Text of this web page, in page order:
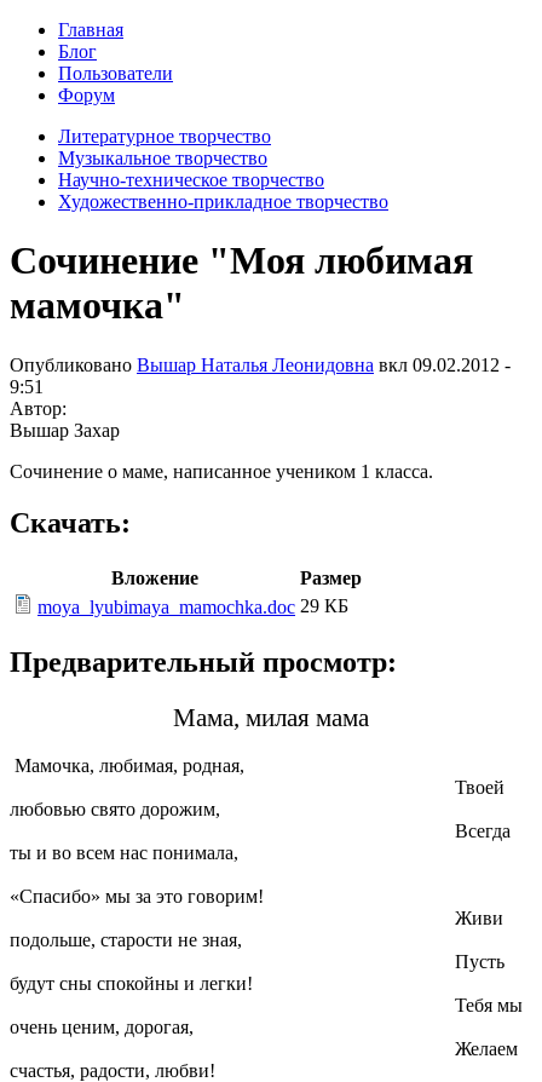
Главная
Блог
Пользователи
Форум
Литературное творчество
Музыкальное творчество
Научно-техническое творчество
Художественно-прикладное творчество
Сочинение "Моя любимая
мамочка"
Опубликовано Вышар Наталья Леонидовна вкл 09.02.2012 -
9:51
Автор:
Вышар Захар
Сочинение о маме, написанное учеником 1 класса.
Скачать:
Вложение
Размер
moya_lyubimaya_mamochka.doc 29 КБ
Предварительный просмотр:
Мама, милая мама
Мамочка, любимая, родная,
Твоей
любовью свято дорожим,
Всегда
ты и во всем нас понимала,
«Спасибо» мы за это говорим!
Живи
подольше, старости не зная,
Пусть
будут сны спокойны и легки!
Тебя мы
очень ценим, дорогая,
Желаем
счастья, радости, любви!